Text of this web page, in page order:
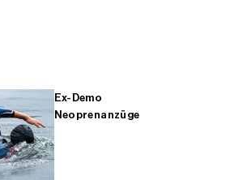
Ex-Demo
Neoprenanzüge